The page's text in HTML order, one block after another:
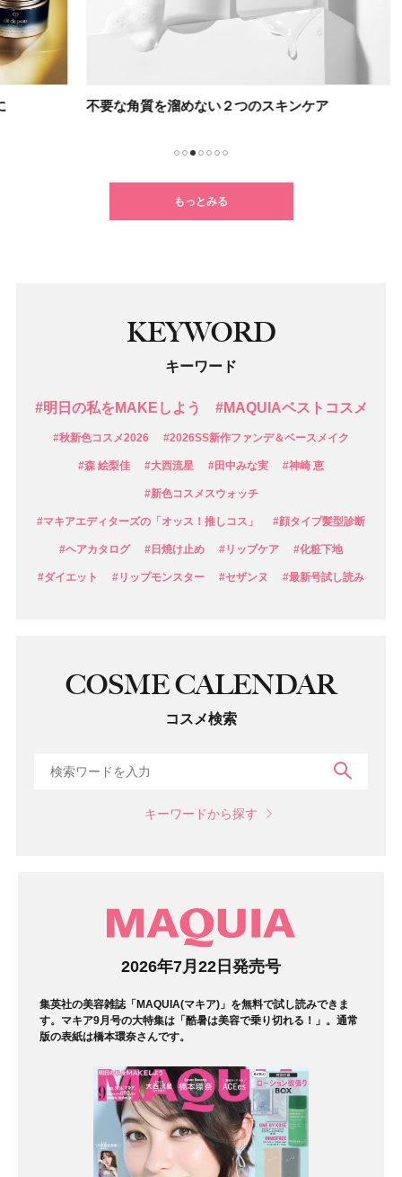
不要な角質を溜めない２つのスキンケア
もっとみる
KEYWORD
キーワード
#明日の私をMAKEしよう #MAQUIAベストコスメ
#秋新色コスメ2026 #2026SS新作ファンデ＆ベースメイク
#森 絵梨佳 #大西流星 #田中みな実 #神崎 恵
#新色コスメスウォッチ
#マキアエディターズの「オッス！推しコス」 #顔タイプ髪型診断
#ヘアカタログ #日焼け止め #リップケア #化粧下地
#ダイエット #リップモンスター #セザンヌ #最新号試し読み
COSME CALENDAR
コスメ検索
キーワードから探す
2026年7月22日発売号
集英社の美容雑誌「MAQUIA(マキア)」を無料で試し読みできま
す。マキア9月号の大特集は「酷暑は美容で乗り切れる！」。通常
版の表紙は橋本環奈さんです。